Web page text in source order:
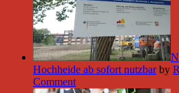
Hochheide ab sofort nutzbar by
Comment